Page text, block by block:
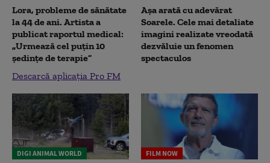
Lora, probleme de sănătate
la 44 de ani. Artista a
publicat raportul medical:
„Urmează cel puțin 10
ședințe de terapie”
Descarcă aplicația Pro FM
Așa arată cu adevărat
Soarele. Cele mai detaliate
imagini realizate vreodată
dezvăluie un fenomen
spectaculos
DIGI ANIMAL WORLD FILM NOW